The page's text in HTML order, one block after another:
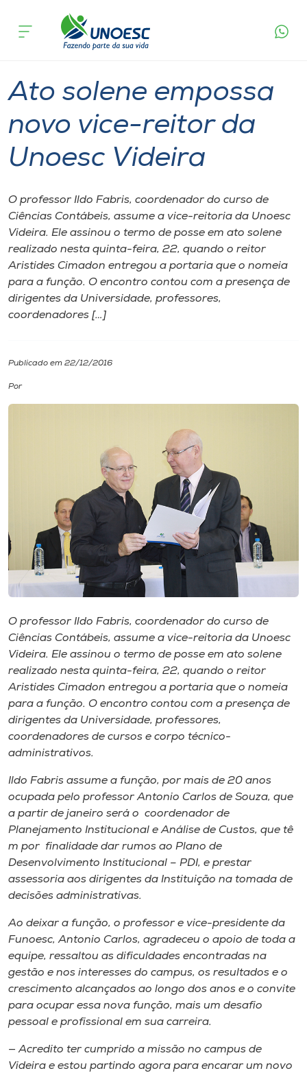
Cursos
Atendimento ao Estudante
Portal de Ensino
A
Internacionalização
Biblioteca
Editora
Rádio
Museu
Unoesc
Store
o idioma
A+
A-
acontece
Ato solene empossa
novo vice-reitor da
Unoesc Videira
O professor Ildo Fabris​,​ coordenador do curso de
Ciências Contábeis​,​ assume a vice-reitoria da Unoesc
Videira. Ele assinou o termo de posse em ato solene
realizado nesta quinta-feira​,​ 22​,​ quando o ​r​eitor
Aristides Cimadon entregou a portaria que o nomeia
para a função.​ ​O encontro contou com a presença de
dirigentes da Universidade, professores,
coordenadores […]
Publicado em 22/12/2016
Por
O professor Ildo Fabris​,​ coordenador do curso de
Ciências Contábeis​,​ assume a vice-reitoria da Unoesc
Videira. Ele assinou o termo de posse em ato solene
realizado nesta quinta-feira​,​ 22​,​ quando o ​r​eitor
Aristides Cimadon entregou a portaria que o nomeia
para a função.​ ​O encontro contou com a presença de
dirigentes da Universidade, professores,
coordenadores de cursos e ​corpo técnico​-
administrativos.
Ildo Fabris assume a função​,​ por mais de 20 anos
ocupada pelo professor Antonio Carlos de Souza​,​ que
a partir de janeiro será o coordenador de
Planejamento​ Institucional e Análise de Custos, que t​ê​
m por finalidade dar rumos ao Plano de
Desenvolvimento Institucional – PDI, e prestar
assessoria aos dirigentes da Instituição na tomada de
decisões administrativas.
Ao deixar a função, o professor e vice-​p​residente da
Funoesc​,​​ Antonio Carlos​​,​​ agradeceu o apoio de toda a
equipe, ressaltou as dificuldades encontradas na
gestão e nos interesses do campus, os resultados e o
crescimento alcançados ao longo dos anos e o convite
para ocupar essa nova função, mais um desafio
pessoal e profissional em sua carreira​.
— Acredito ter cumprido a missão no campus de
Videira e estou partindo agora para encarar um novo